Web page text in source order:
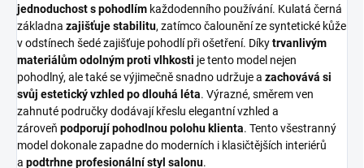
jednoduchost s pohodlím každodenního používání. Kulatá černá
základna zajišťuje stabilitu, zatímco čalounění ze syntetické kůže
v odstínech šedé zajišťuje pohodlí při ošetření. Díkytrvanlivým
materiálům odolným proti vlhkosti je tento model nejen
pohodlný, ale také se výjimečně snadno udržuje a zachovává si
svůj estetický vzhled po dlouhá léta. Výrazné, směrem ven
zahnuté područky dodávají křeslu elegantní vzhled a
zároveň podporují pohodlnou polohu klienta. Tento všestranný
model dokonale zapadne do moderních i klasičtějších interiérů
a podtrhne profesionální styl salonu.